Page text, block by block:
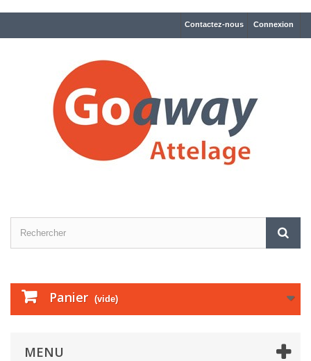
Connexion
Contactez-nous
Panier (vide)
MENU